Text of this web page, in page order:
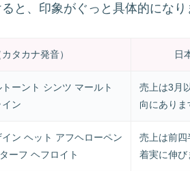
と、印象がぐっと具体的になり
タカナ発音） 日
ーント シンツ マールト
ン
売上は3月
向にありま
ン ヘット アフヘローペン
ーフ ヘフロイト
売上は前四
着実に伸び